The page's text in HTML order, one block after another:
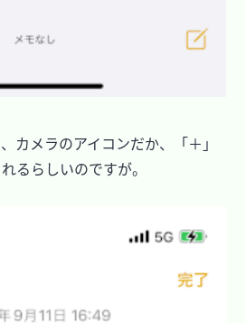
カメラのアイコンだか、「＋」
るらしいのですが。